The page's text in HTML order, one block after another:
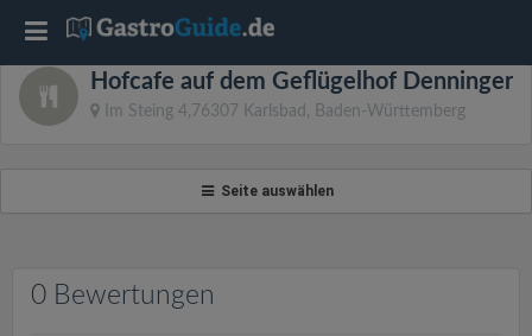
Hofcafe auf dem Geflügelhof Denninger
Im Steing 4,76307 Karlsbad, Baden-Württemberg
Seite auswählen
0 Bewertungen
T
o